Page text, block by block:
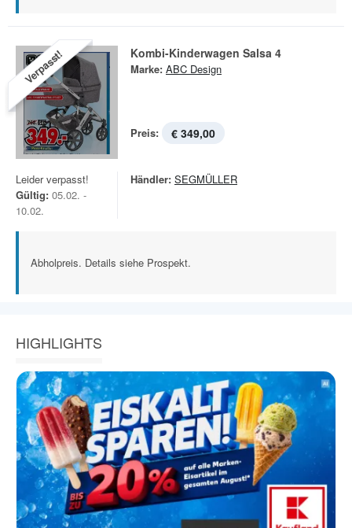
Verpasst! Kombi-Kinderwagen Salsa 4
Marke: ABC Design
Preis: € 349,00
Leider verpasst!
Gültig: 05.02. -
10.02.
Händler: SEGMÜLLER
Abholpreis. Details siehe Prospekt.
HIGHLIGHTS